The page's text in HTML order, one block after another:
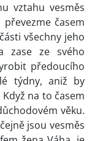
vztahu vesměs
časem
všechny jeho
zase ze svého
předoucího
týdny, aniž by
na to časem
věku.
jsou vesměs